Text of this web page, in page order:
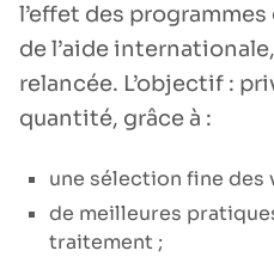
l’effet des
de l’aide
relancée. L’objectif :
quantité, grâce à :
une sélection fine des
de meilleures
traitement ;